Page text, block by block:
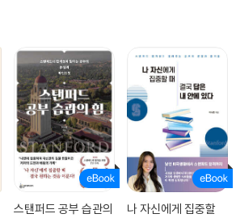
스탠퍼드 공부 습관의
나 자신에게 집중할